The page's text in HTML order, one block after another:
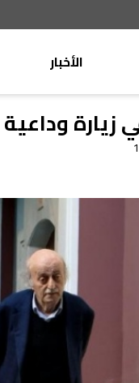
الأخبار
محليات
عربي دولي
خاص
ثقافة ومجتمع
منوعات
زيارة وداعية